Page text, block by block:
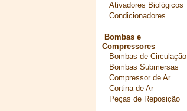
Ativadores Biológicos
Condicionadores
Bombas e
Compressores
Bombas de Circulação
Bombas Submersas
Compressor de Ar
Cortina de Ar
Peças de Reposição